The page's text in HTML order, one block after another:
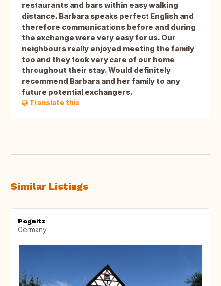
restaurants and bars within easy walking
distance. Barbara speaks perfect English and
therefore communications before and during
the exchange were very easy for us. Our
neighbours really enjoyed meeting the family
too and they took very care of our home
throughout their stay. Would definitely
recommend Barbara and her family to any
future potential exchangers.
Translate this
Similar Listings
Pegnitz
Germany